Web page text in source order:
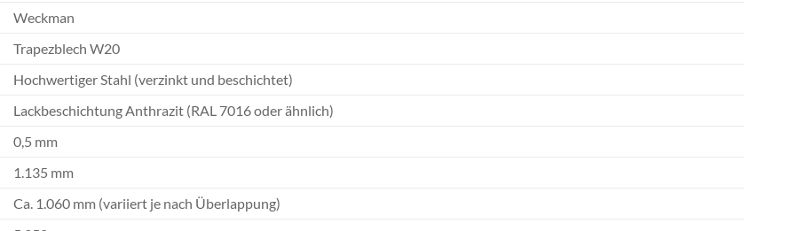
Weckman
Trapezblech W20
Hochwertiger Stahl (verzinkt und beschichtet)
Lackbeschichtung Anthrazit (RAL 7016 oder ähnlich)
0,5 mm
1.135 mm
Ca. 1.060 mm (variiert je nach Überlappung)